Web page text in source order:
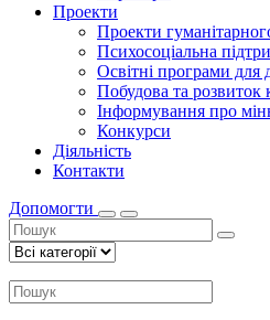
Проекти
Проекти
Психосоціальна
Освітні програми для
Побудова та розвиток
Інформування про
Конкурси
Діяльність
Контакти
Допомогти